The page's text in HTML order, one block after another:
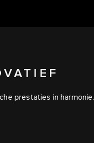
prestaties in harmonie.